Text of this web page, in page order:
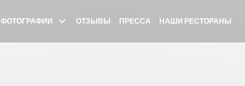
ФОТОГРАФИИ ОТЗЫВЫ ПРЕССА НАШИ РЕСТОРАНЫ